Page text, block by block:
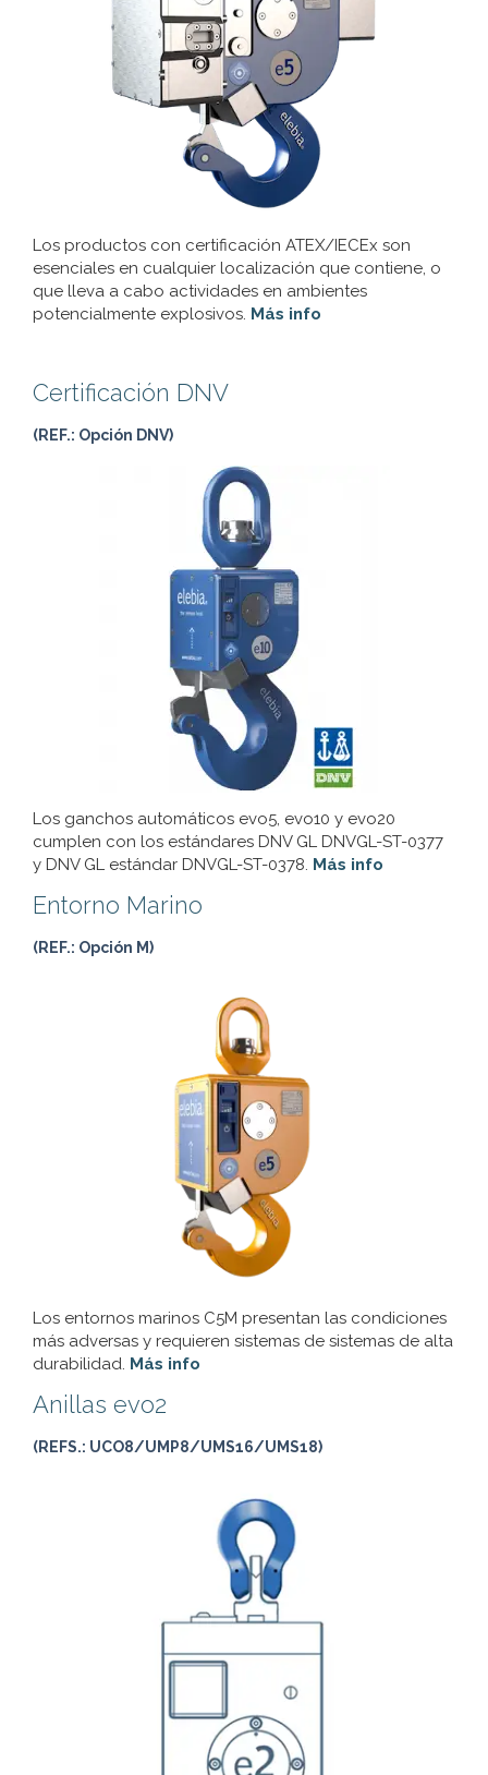
Los productos con certificación ATEX/IECEx son
esenciales en cualquier localización que contiene, o
que lleva a cabo actividades en ambientes
potencialmente explosivos. Más info
Certificación DNV
(REF.: Opción DNV)
Los ganchos automáticos evo5, evo10 y evo20
cumplen con los estándares DNV GL DNVGL-ST-0377
y DNV GL estándar DNVGL-ST-0378. Más info
Entorno Marino
(REF.: Opción M)
Los entornos marinos C5M presentan las condiciones
más adversas y requieren sistemas de sistemas de alta
durabilidad. Más info
Anillas evo2
(REFS.: UCO8/UMP8/UMS16/UMS18)